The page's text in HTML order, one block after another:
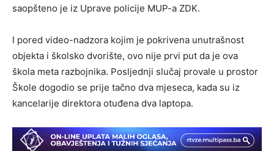
saopšteno je iz Uprave policije MUP-a ZDK.
I pored video-nadzora kojim je pokrivena unutrašnost
objekta i školsko dvorište, ovo nije prvi put da je ova
škola meta razbojnika. Posljednji slučaj provale u prostor
Škole dogodio se prije tačno dva mjeseca, kada su iz
kancelarije direktora otuđena dva laptopa.